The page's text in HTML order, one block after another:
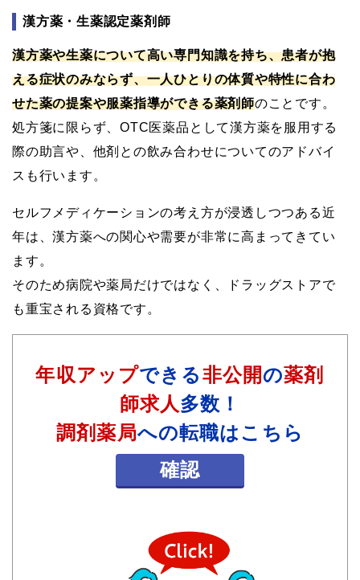
漢方薬・生薬認定薬剤師
漢方薬や生薬について高い専門知識を持ち、患者が抱
える症状のみならず、一人ひとりの体質や特性に合わ
せた薬の提案や服薬指導ができる薬剤師のことです。
処方箋に限らず、OTC医薬品として漢方薬を服用する
際の助言や、他剤との飲み合わせについてのアドバイ
スも行います。
セルフメディケーションの考え方が浸透しつつある近
年は、漢方薬への関心や需要が非常に高まってきてい
ます。
そのため病院や薬局だけではなく、ドラッグストアで
も重宝される資格です。
年収アップできる非公開の薬剤
師求人多数！
調剤薬局への転職はこちら
確認